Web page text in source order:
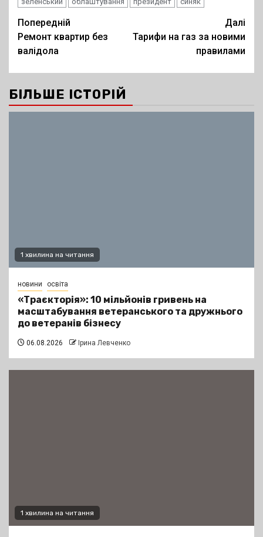
Post
navigation
Попередній
Ремонт квартир без
валідола
Далі
Тарифи на газ за новими
правилами
БІЛЬШЕ ІСТОРІЙ
1 хвилина на читання
новини освіта
«Траєкторія»: 10 мільйонів гривень на
масштабування ветеранського та дружнього
до ветеранів бізнесу
06.08.2026 Ірина Левченко
1 хвилина на читання